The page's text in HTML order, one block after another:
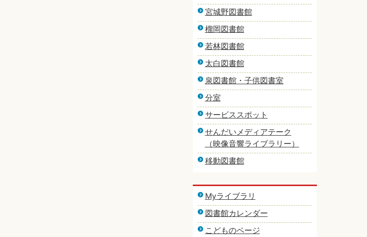
宮城野図書館
榴岡図書館
若林図書館
太白図書館
泉図書館・子供図書室
分室
サービススポット
せんだいメディアテーク
（映像音響ライブラリー）
移動図書館
Myライブラリ
図書館カレンダー
こどものページ